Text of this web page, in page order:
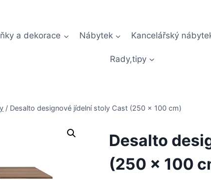
a dekorace Nábytek Kancelářský
Rady,tipy
/ Desalto designové jídelní stoly Cast (250 x 100 cm)
Desalto
(250 x 100